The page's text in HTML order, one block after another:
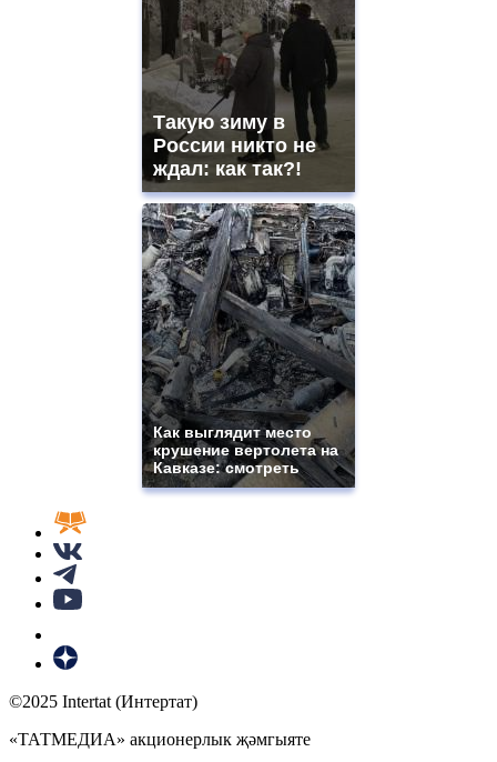
Такую зиму в
России никто не
ждал: как так?!
Как выглядит место
крушение вертолета на
Кавказе: смотреть
©2025 Intertat (Интертат)
«ТАТМЕДИА» акционерлык җәмгыяте